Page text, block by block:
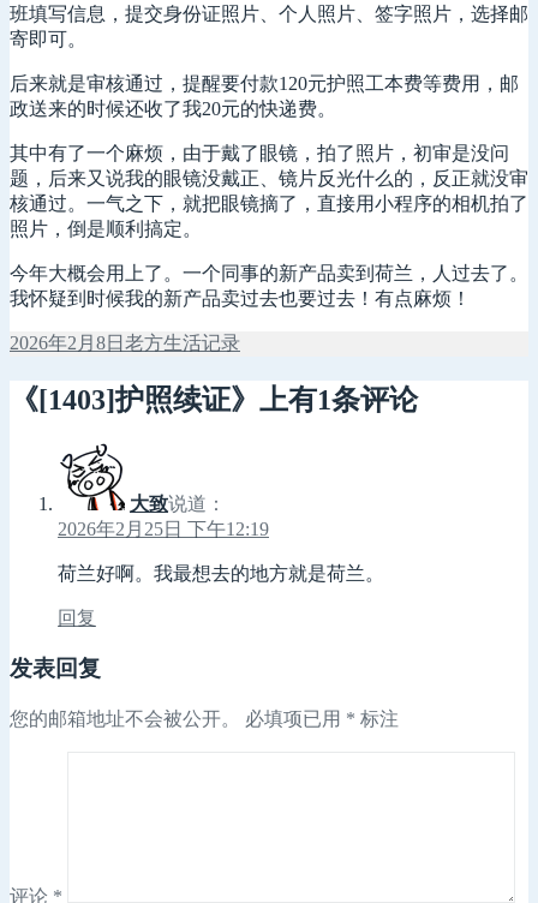
班填写信息，提交身份证照片、个人照片、签字照片，选择邮
寄即可。
后来就是审核通过，提醒要付款120元护照工本费等费用，邮
政送来的时候还收了我20元的快递费。
其中有了一个麻烦，由于戴了眼镜，拍了照片，初审是没问
题，后来又说我的眼镜没戴正、镜片反光什么的，反正就没审
核通过。一气之下，就把眼镜摘了，直接用小程序的相机拍了
照片，倒是顺利搞定。
今年大概会用上了。一个同事的新产品卖到荷兰，人过去了。
我怀疑到时候我的新产品卖过去也要过去！有点麻烦！
发
于
2026年2月8日 作
老方分
生活记录
《[1403]护照续证》上有1条评论
大致说道：
2026年2月25日 下午12:19
荷兰好啊。我最想去的地方就是荷兰。
回复
发表回复
您的邮箱地址不会被公开。 必填项已用 * 标注
评论 *